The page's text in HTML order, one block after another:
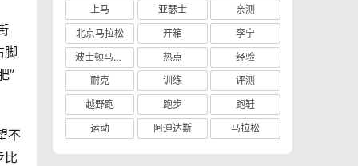
脚
”
不
比
上马
亚瑟士
亲测
北京马拉松
开箱
李宁
波士顿马拉松
热点
经验
耐克
训练
评测
越野跑
跑步
跑鞋
运动
阿迪达斯 马拉松